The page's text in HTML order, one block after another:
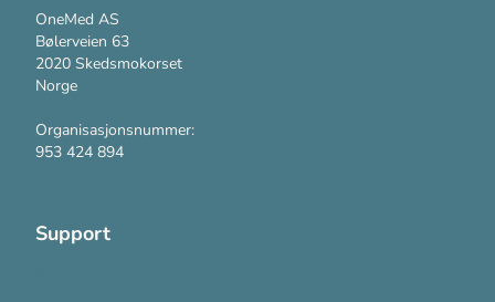
OneMed AS
Bølerveien 63
2020 Skedsmokorset
Norge
Organisasjonsnummer:
953 424 894
Support